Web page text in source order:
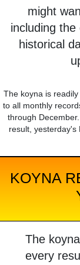
might
including
historical
The koyna is
to all monthly
through
result, yesterday's
KOYNA
The
every